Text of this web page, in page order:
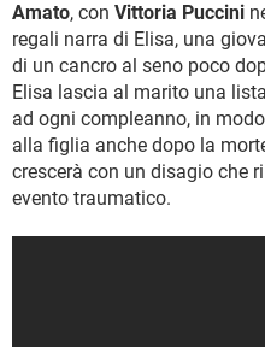
Amato, con Vittoria Puccini
regali narra di Elisa, una
di un cancro al seno poco
Elisa lascia al marito una
ad ogni compleanno, in
alla figlia anche dopo la
crescerà con un disagio che
evento traumatico.